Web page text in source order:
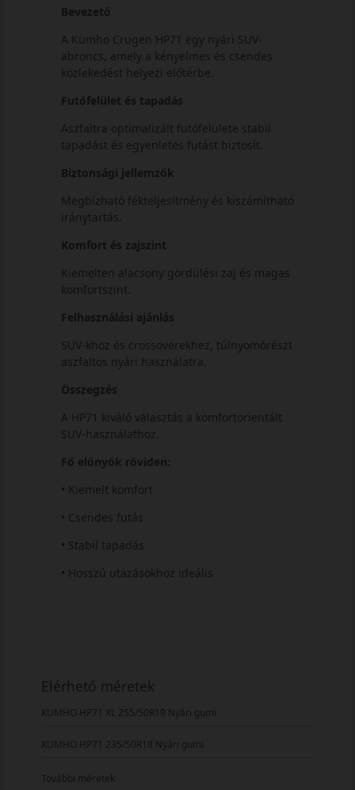
Bevezető
A Kumho Crugen HP71 egy nyári SUV-
abroncs, amely a kényelmes és csendes
közlekedést helyezi előtérbe.
Futófelület és tapadás
Aszfaltra optimalizált futófelülete stabil
tapadást és egyenletes futást biztosít.
Biztonsági jellemzők
Megbízható fékteljesítmény és kiszámítható
iránytartás.
Komfort és zajszint
Kiemelten alacsony gördülési zaj és magas
komfortszint.
Felhasználási ajánlás
SUV-khoz és crossoverekhez, túlnyomórészt
aszfaltos nyári használatra.
Összegzés
A HP71 kiváló választás a komfortorientált
SUV-használathoz.
Fő előnyök röviden:
• Kiemelt komfort
• Csendes futás
• Stabil tapadás
• Hosszú utazásokhoz ideális
Elérhető méretek
KUMHO HP71 XL 255/50R19 Nyári gumi
KUMHO HP71 235/50R18 Nyári gumi
További méretek